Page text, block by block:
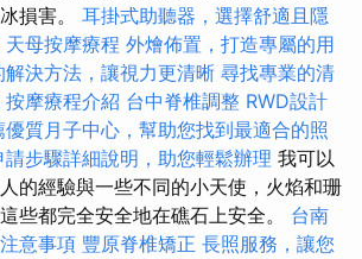
損害。 耳掛式助聽器，選擇舒適且隱
天母按摩療程 外燴佈置，打造專屬的用
解決方法，讓視力更清晰 尋找專業的清
按摩療程介紹 台中脊椎調整 RWD設計
優質月子中心，幫助您找到最適合的照
請步驟詳細說明，助您輕鬆辦理 我可以
的經驗與一些不同的小天使，火焰和珊
些都完全安全地在礁石上安全。 台南
意事項 豐原脊椎矯正 長照服務，讓您